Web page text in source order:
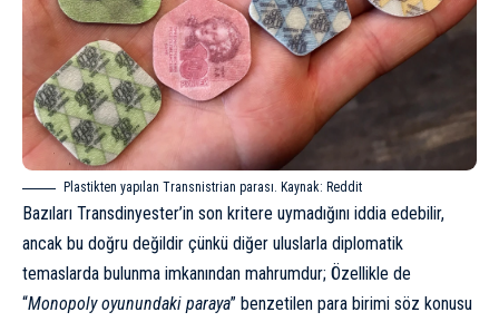
Plastikten yapılan Transnistrian parası. Kaynak: Reddit
Bazıları Transdinyester’in son kritere uymadığını iddia edebilir,
ancak bu doğru değildir çünkü diğer uluslarla diplomatik
temaslarda bulunma imkanından mahrumdur; Özellikle de
“Monopoly oyunundaki paraya” benzetilen para birimi söz konusu